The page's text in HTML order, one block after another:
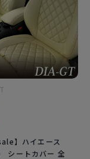
】ハイエース
シートカバー 全